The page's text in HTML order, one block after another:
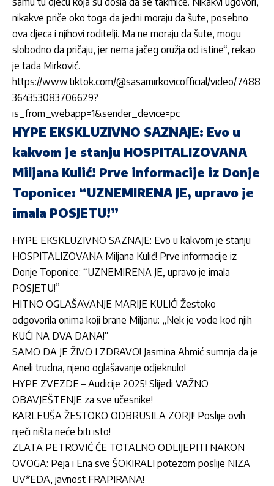
nikakve priče oko toga da jedni moraju da šute, posebno
ova djeca i njihovi roditelji. Ma ne moraju da šute, mogu
slobodno da pričaju, jer nema jačeg oružja od istine“, rekao
je tada Mirković.
https://www.tiktok.com/@sasamirkovicofficial/video/7488
364353083706629?
is_from_webapp=1&sender_device=pc
HYPE EKSKLUZIVNO SAZNAJE: Evo u
kakvom je stanju HOSPITALIZOVANA
Miljana Kulić! Prve informacije iz Donje
Toponice: “UZNEMIRENA JE, upravo je
imala POSJETU!”
HYPE EKSKLUZIVNO SAZNAJE: Evo u kakvom je stanju
HOSPITALIZOVANA Miljana Kulić! Prve informacije iz
Donje Toponice: “UZNEMIRENA JE, upravo je imala
POSJETU!”
HITNO OGLAŠAVANJE MARIJE KULIĆ! Žestoko
odgovorila onima koji brane Miljanu: „Nek je vode kod njih
KUĆI NA DVA DANA!“
SAMO DA JE ŽIVO I ZDRAVO! Jasmina Ahmić sumnja da je
Aneli trudna, njeno oglašavanje odjeknulo!
HYPE ZVEZDE – Audicije 2025! Slijedi VAŽNO
OBAVJEŠTENJE za sve učesnike!
KARLEUŠA ŽESTOKO ODBRUSILA ZORJI! Poslije ovih
riječi ništa neće biti isto!
ZLATA PETROVIĆ ĆE TOTALNO ODLIJEPITI NAKON
OVOGA: Peja i Ena sve ŠOKIRALI potezom poslije NIZA
UV*EDA, javnost FRAPIRANA!